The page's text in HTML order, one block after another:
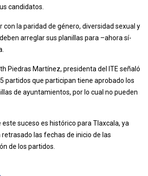
candidatos.
con la paridad de género, diversidad sexual y
arreglar sus planillas para –ahora sí-
Piedras Martínez, presidenta del ITE señaló
partidos que participan tiene aprobado los
de ayuntamientos, por lo cual no pueden
suceso es histórico para Tlaxcala, ya
las fechas de inicio de las
de los partidos.